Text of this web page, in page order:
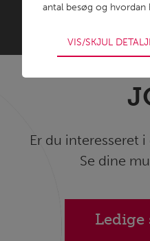
Er du interesseret
Se dine
antal besøg og hvordan
VIS/SKJUL